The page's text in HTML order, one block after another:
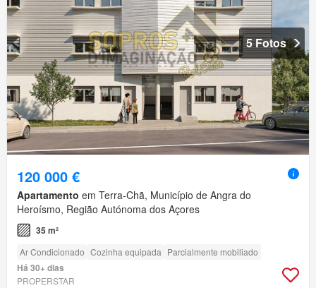
5 Fotos
120 000 €
Apartamento em Terra-Chã, Município de Angra do
Heroísmo, Região Autónoma dos Açores
35 m²
Ar Condicionado Cozinha equipada Parcialmente mobiliado
Há 30+ dias
PROPERSTAR